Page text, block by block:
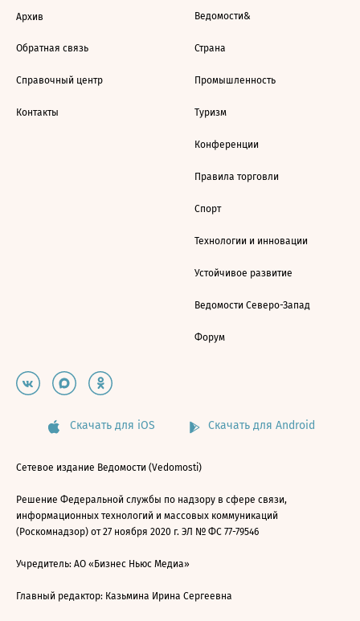
Архив
Обратная связь
Справочный центр
Контакты
Ведомости&
Страна
Промышленность
Туризм
Конференции
Правила торговли
Спорт
Технологии и инновации
Устойчивое развитие
Ведомости Северо-Запад
Форум
Скачать для iOS Скачать для Android
Сетевое издание Ведомости (Vedomosti)
Решение Федеральной службы по надзору в сфере связи,
информационных технологий и массовых коммуникаций
(Роскомнадзор) от 27 ноября 2020 г. ЭЛ № ФС 77-79546
Учредитель: АО «Бизнес Ньюс Медиа»
Главный редактор: Казьмина Ирина Сергеевна